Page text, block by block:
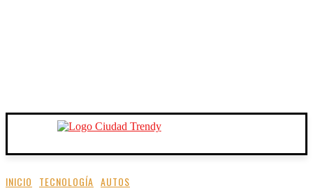
INICIO TECNOLOGÍA AUTOS